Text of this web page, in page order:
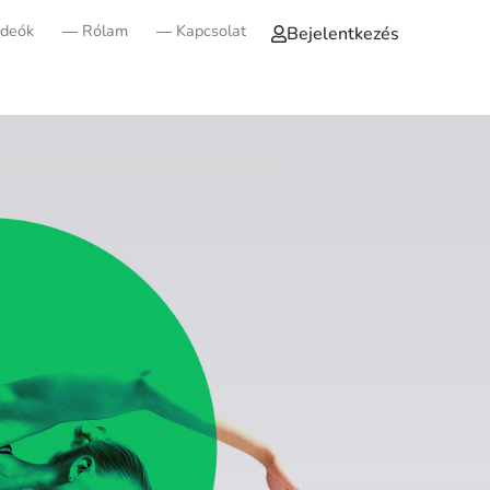
― Rólam ― Kapcsolat Bejelentkezés